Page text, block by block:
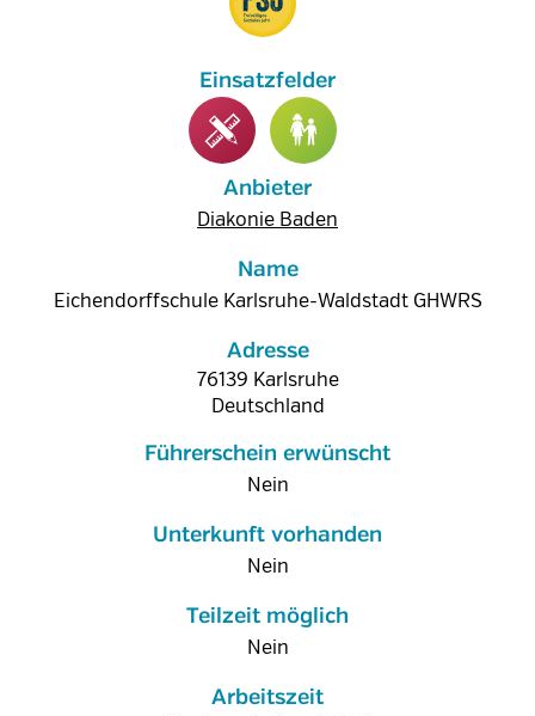
Anbieter
Diakonie Baden
Name
Eichendorffschule Karlsruhe-Waldstadt GHWRS
Adresse
76139 Karlsruhe
Deutschland
Führerschein erwünscht
Nein
Unterkunft vorhanden
Nein
Teilzeit möglich
Nein
Arbeitszeit